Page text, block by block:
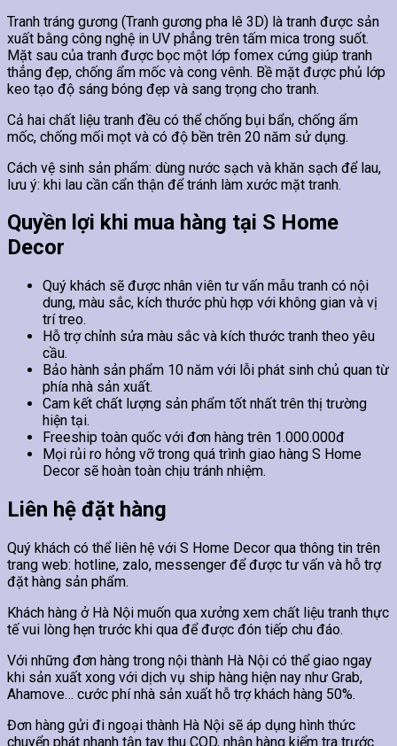
Tranh tráng gương (Tranh gương pha lê 3D) là tranh được sản
xuất bằng công nghệ in UV phẳng trên tấm mica trong suốt.
Mặt sau của tranh được bọc một lớp fomex cứng giúp tranh
thẳng đẹp, chống ẩm mốc và cong vênh. Bề mặt được phủ lớp
keo tạo độ sáng bóng đẹp và sang trọng cho tranh.
Cả hai chất liệu tranh đều có thể chống bụi bẩn, chống ẩm
mốc, chống mối mọt và có độ bền trên 20 năm sử dụng.
Cách vệ sinh sản phẩm: dùng nước sạch và khăn sạch để lau,
lưu ý: khi lau cần cẩn thận để tránh làm xước mặt tranh.
Quyền lợi khi mua hàng tại S Home
Decor
Quý khách sẽ được nhân viên tư vấn mẫu tranh có nội
dung, màu sắc, kích thước phù hợp với không gian và vị
trí treo.
Hỗ trợ chỉnh sửa màu sắc và kích thước tranh theo yêu
cầu.
Bảo hành sản phẩm 10 năm với lỗi phát sinh chủ quan từ
phía nhà sản xuất.
Cam kết chất lượng sản phẩm tốt nhất trên thị trường
hiện tại.
Freeship toàn quốc với đơn hàng trên 1.000.000đ
Mọi rủi ro hỏng vỡ trong quá trình giao hàng S Home
Decor sẽ hoàn toàn chịu tránh nhiệm.
Liên hệ đặt hàng
Quý khách có thể liên hệ với S Home Decor qua thông tin trên
trang web: hotline, zalo, messenger để được tư vấn và hỗ trợ
đặt hàng sản phẩm.
Khách hàng ở Hà Nội muốn qua xưởng xem chất liệu tranh thực
tế vui lòng hẹn trước khi qua để được đón tiếp chu đáo.
Với những đơn hàng trong nội thành Hà Nội có thể giao ngay
khi sản xuất xong với dịch vụ ship hàng hiện nay như Grab,
Ahamove… cước phí nhà sản xuất hỗ trợ khách hàng 50%.
Đơn hàng gửi đi ngoại thành Hà Nội sẽ áp dụng hình thức
chuyển phát nhanh tận tay thu COD, nhận hàng kiểm tra trước